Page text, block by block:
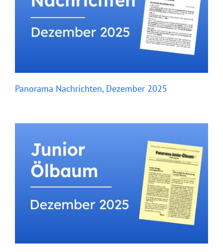
Panorama Nachrichten, Dezember 2025